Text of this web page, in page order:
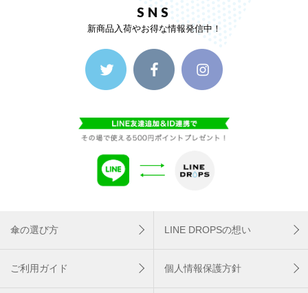
SNS
新商品入荷やお得な情報発信中！
傘の選び方 LINE DROPSの想い
ご利用ガイド 個人情報保護方針